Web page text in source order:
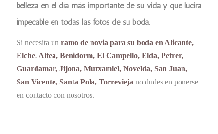
belleza en el día más importante de su vida y que lucirá
impecable en todas las fotos de su boda.
Si necesita un ramo de novia para su boda en Alicante,
Elche, Altea, Benidorm, El Campello, Elda, Petrer,
Guardamar, Jijona, Mutxamiel, Novelda, San Juan,
San Vicente, Santa Pola, Torrevieja no dudes en ponerse
en contacto con nosotros.